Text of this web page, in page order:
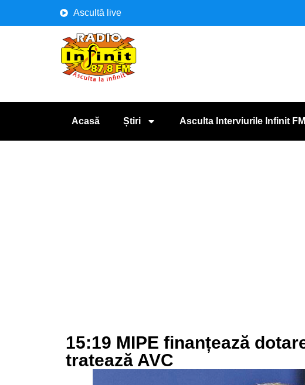
Ascultă live
Acasă Știri Asculta Interviurile Infinit FM
15:19 MIPE finanțează
tratează AVC